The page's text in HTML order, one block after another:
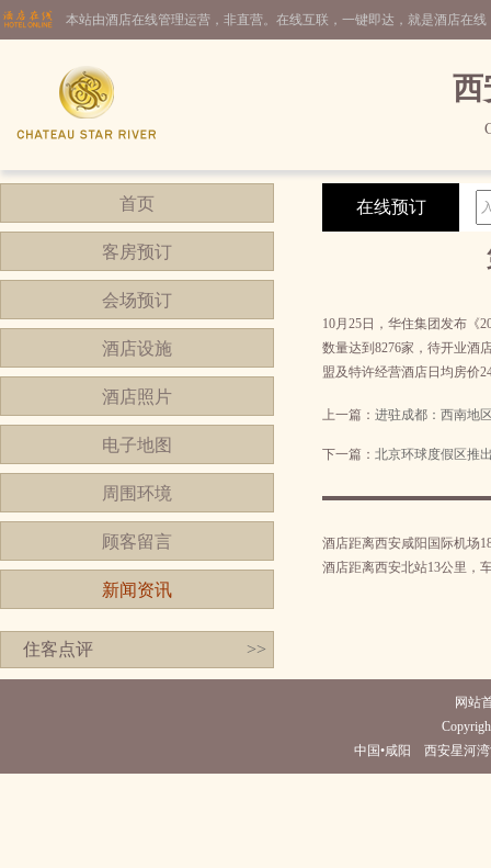
本站由酒店在线管理运营，非直营。在线互联，一键即达，就是酒店在线
西
首页
客房预订
会场预订
酒店设施
酒店照片
电子地图
周围环境
顾客留言
新闻资讯
住客点评 >>
在线预订
10月25日，华住集团发布《
数量达到8276家，待开业酒
盟及特许经营酒店日均房价
上一篇： 进驻成都：西南地
下一篇： 北京环球度假区推
酒店距离西安咸阳国际机场
酒店距离西安北站13公里，
网站
中国•咸阳 西安星河湾